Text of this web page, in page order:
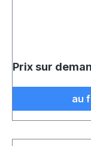
Prix sur
au